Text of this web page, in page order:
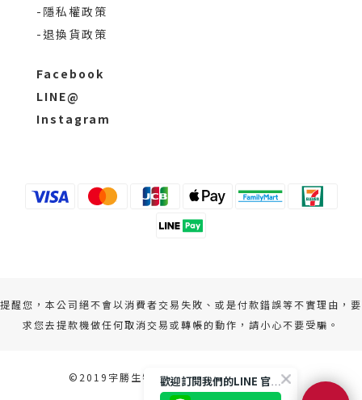
-隱私權政策
-退換貨政策
Facebook
LINE@
Instagram
提醒您，本公司絕不會以消費者交易失敗、或是付款錯誤等不實理由，要
求您去提款機做任何取消交易或轉帳的動作，請小心不要受騙。
©2019宇勝生物科技股份有限公司 版權所有
歡迎訂閱我們的LINE 官方帳號